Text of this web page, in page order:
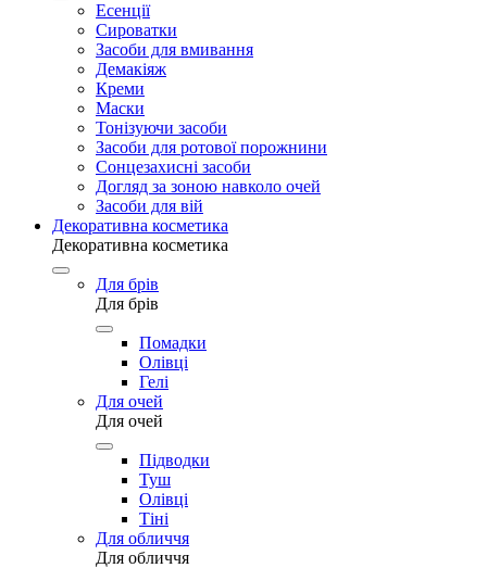
Есенції
Сироватки
Засоби для вмивання
Демакіяж
Креми
Маски
Тонізуючи засоби
Засоби для ротової порожнини
Сонцезахисні засоби
Догляд за зоною навколо очей
Засоби для вій
Декоративна косметика
Декоративна косметика
Для брів
Для брів
Помадки
Олівці
Гелі
Для очей
Для очей
Підводки
Туш
Олівці
Тіні
Для обличчя
Для обличчя